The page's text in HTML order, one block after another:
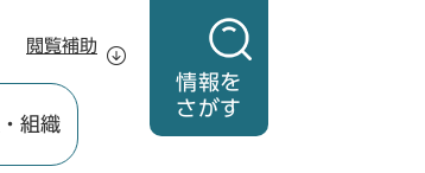
情報を
さがす
閲覧補助
・組織